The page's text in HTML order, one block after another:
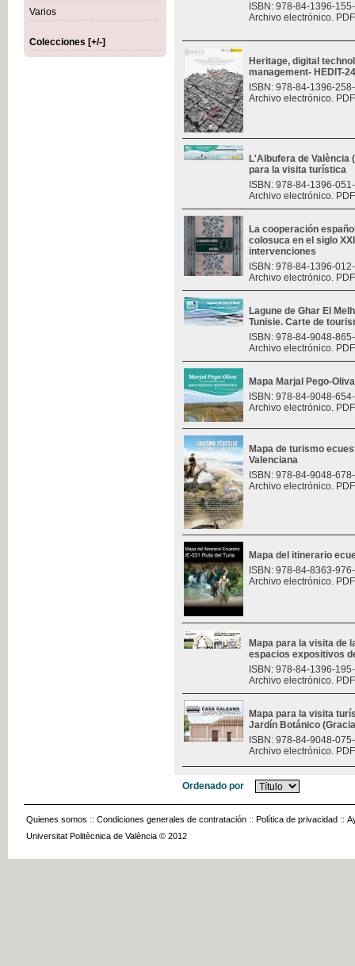
Varios
Colecciones [+/-]
ISBN: 978-84-1396-
Archivo electrónico.
Heritage, digital
management- HEDIT-24
ISBN: 978-84-1396-
Archivo electrónico.
L'Albufera de València
para la visita turística
ISBN: 978-84-1396-
Archivo electrónico.
La cooperación
colosuca en el siglo
intervenciones
ISBN: 978-84-1396-
Archivo electrónico.
Lagune de Ghar El
Tunisie. Carte de
ISBN: 978-84-9048-
Archivo electrónico.
Mapa Marjal Pego-Oliva
ISBN: 978-84-9048-
Archivo electrónico.
Mapa de turismo
Valenciana
ISBN: 978-84-9048-
Archivo electrónico.
Mapa del itinerario
ISBN: 978-84-8363-
Archivo electrónico.
Mapa para la visita de
espacios expositivos
ISBN: 978-84-1396-
Archivo electrónico.
Mapa para la visita
Jardín Botánico
ISBN: 978-84-9048-
Archivo electrónico.
Ordenado por
Quienes somos :: Condiciones generales de contratación :: Política de privacidad ::
Universitat Politècnica de València © 2012